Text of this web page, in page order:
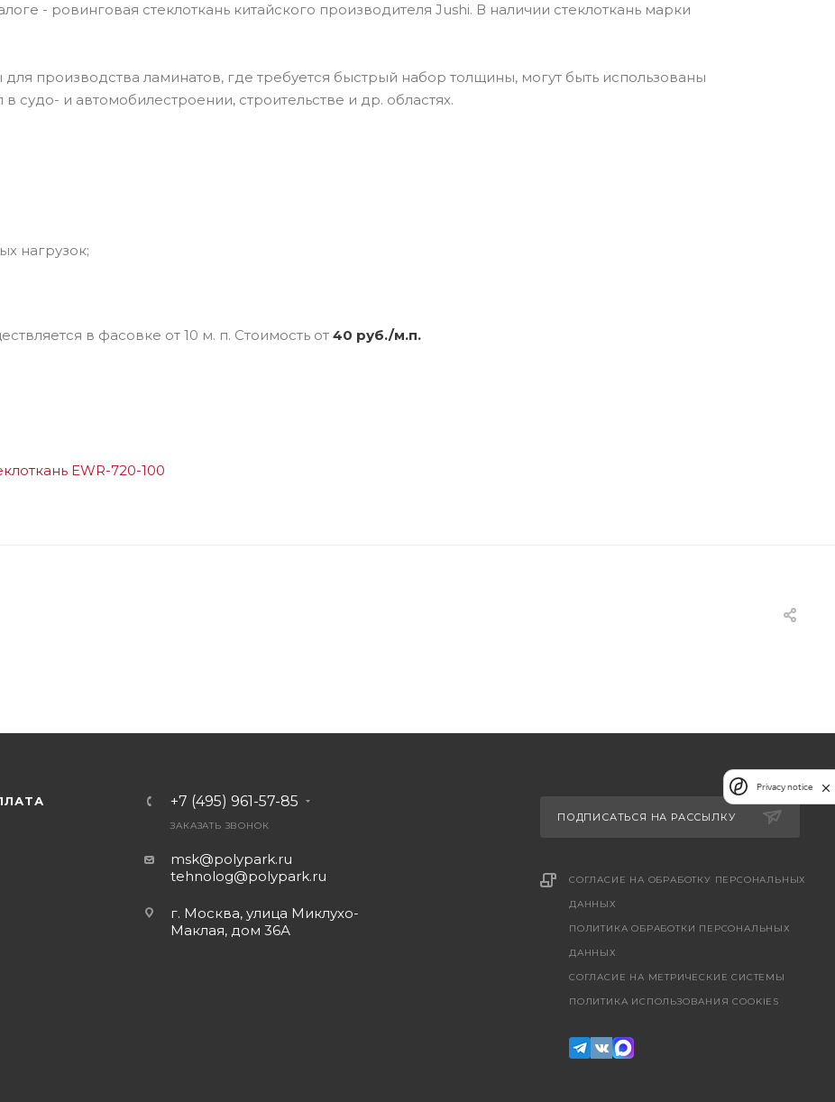
- ровинговая стеклоткань китайского производителя Jushi. В наличии стеклоткань марки
производства ламинатов, где требуется быстрый набор толщины, могут быть использованы
и автомобилестроении, строительстве и др. областях.
нагрузок;
в фасовке от 10 м. п. Стоимость от 40 руб./м.п.
EWR-720-100
+7 (495) 961-57-85
ЗАКАЗАТЬ ЗВОНОК
msk@polypark.ru
tehnolog@polypark.ru
г. Москва, улица Миклухо-
Маклая, дом 36А
ПОДПИСАТЬСЯ НА РАССЫЛКУ
СОГЛАСИЕ НА ОБРАБОТКУ ПЕРСОНАЛЬНЫХ
ДАННЫХ
ПОЛИТИКА ОБРАБОТКИ ПЕРСОНАЛЬНЫХ
ДАННЫХ
CОГЛАСИЕ НА МЕТРИЧЕСКИЕ СИСТЕМЫ
ПОЛИТИКА ИСПОЛЬЗОВАНИЯ COOKIES
Privacy notice